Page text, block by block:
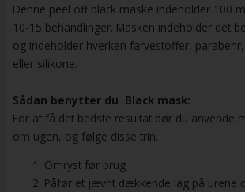
Denne peel off black maske indeholder 100
10-15 behandlinger. Masken indeholder det
og indeholder hverken farvestoffer,
eller silikone.
Sådan benytter du Black mask:
For at få det bedste resultat bør du anvende
om ugen, og følge disse trin.
Omryst før brug
Påfør et jævnt dækkende lag på urene